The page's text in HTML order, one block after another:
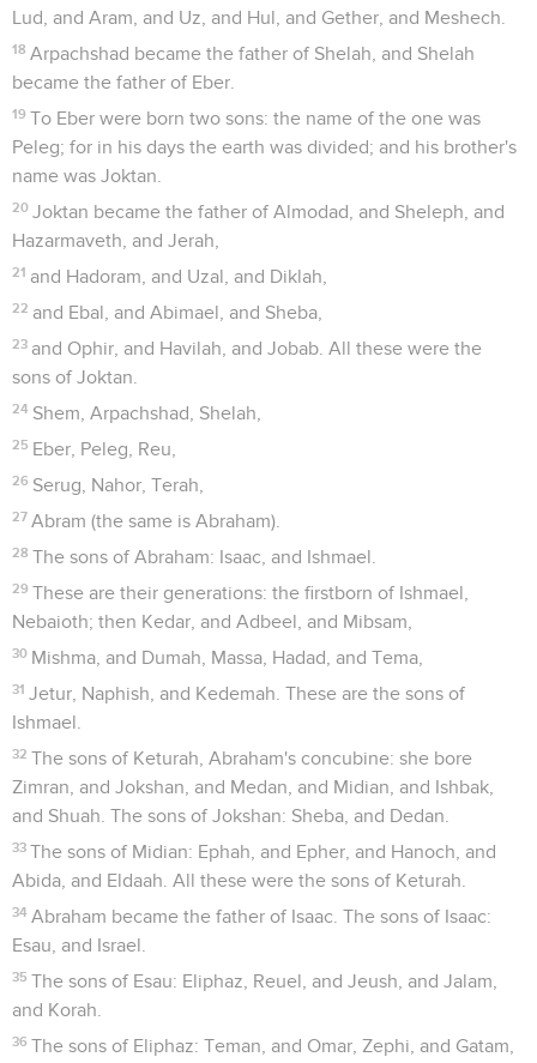
Lud, and Aram, and Uz, and Hul, and Gether, and Meshech.
18 Arpachshad became the father of Shelah, and Shelah
became the father of Eber.
19 To Eber were born two sons: the name of the one was
Peleg; for in his days the earth was divided; and his brother's
name was Joktan.
20 Joktan became the father of Almodad, and Sheleph, and
Hazarmaveth, and Jerah,
21 and Hadoram, and Uzal, and Diklah,
22 and Ebal, and Abimael, and Sheba,
23 and Ophir, and Havilah, and Jobab. All these were the
sons of Joktan.
24 Shem, Arpachshad, Shelah,
25 Eber, Peleg, Reu,
26 Serug, Nahor, Terah,
27 Abram (the same is Abraham).
28 The sons of Abraham: Isaac, and Ishmael.
29 These are their generations: the firstborn of Ishmael,
Nebaioth; then Kedar, and Adbeel, and Mibsam,
30 Mishma, and Dumah, Massa, Hadad, and Tema,
31 Jetur, Naphish, and Kedemah. These are the sons of
Ishmael.
32 The sons of Keturah, Abraham's concubine: she bore
Zimran, and Jokshan, and Medan, and Midian, and Ishbak,
and Shuah. The sons of Jokshan: Sheba, and Dedan.
33 The sons of Midian: Ephah, and Epher, and Hanoch, and
Abida, and Eldaah. All these were the sons of Keturah.
34 Abraham became the father of Isaac. The sons of Isaac:
Esau, and Israel.
35 The sons of Esau: Eliphaz, Reuel, and Jeush, and Jalam,
and Korah.
36 The sons of Eliphaz: Teman, and Omar, Zephi, and Gatam,